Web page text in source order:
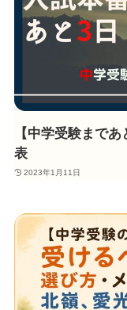
【中学受験まで
表
2023年1月11日